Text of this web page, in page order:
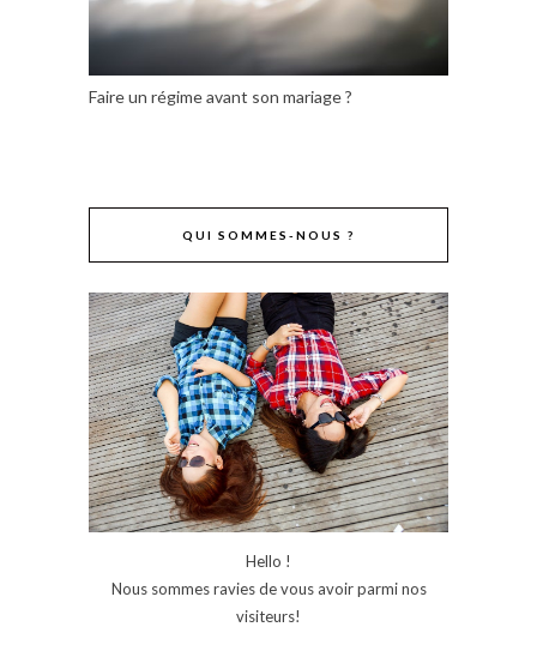
Faire un régime avant son mariage ?
QUI SOMMES-NOUS ?
Hello !
Nous sommes ravies de vous avoir parmi nos
visiteurs!